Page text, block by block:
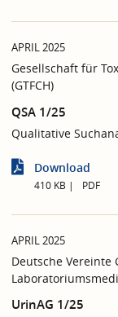
APRIL 2025
Gesellschaft für
(GTFCH)
QSA 1/25
Qualitative
Download
410 KB PDF
APRIL 2025
Deutsche Vereinte
UrinAG 1/25